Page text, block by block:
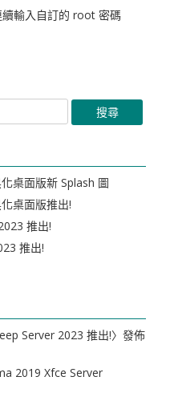
輸入自訂的 root 密碼
桌面版新 Splash 圖
桌面版推出!
推出!
推出!
Server 2023 推出!〉發佈
2019 Xfce Server